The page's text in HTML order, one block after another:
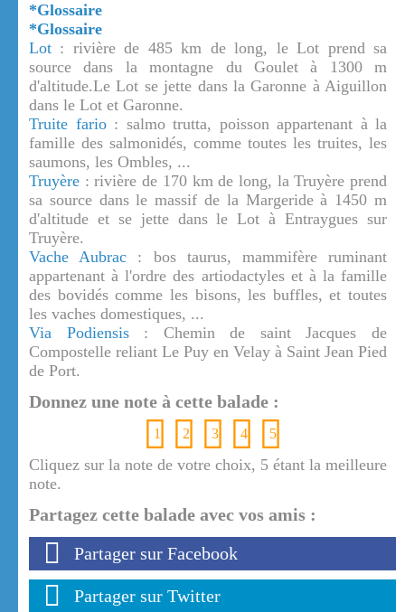
*Glossaire
*Glossaire
Lot : rivière de 485 km de long, le Lot prend sa
source dans la montagne du Goulet à 1300 m
d'altitude.Le Lot se jette dans la Garonne à Aiguillon
dans le Lot et Garonne.
Truite fario: salmo trutta, poisson appartenant à la
famille des salmonidés, comme toutes les truites, les
saumons, les Ombles, ...
Truyère : rivière de 170 km de long, la Truyère prend
sa source dans le massif de la Margeride à 1450 m
d'altitude et se jette dans le Lot à Entraygues sur
Truyère.
Vache Aubrac : bos taurus, mammifère ruminant
appartenant à l'ordre des artiodactyles et à la famille
des bovidés comme les bisons, les buffles, et toutes
les vaches domestiques, ...
Via Podiensis: Chemin de saint Jacques de
Compostelle reliant Le Puy en Velay à Saint Jean Pied
de Port.
Donnez une note à cette balade :
1 2 3 4 5
Cliquez sur la note de votre choix, 5 étant la meilleure
note.
Partagez cette balade avec vos amis :
Partager sur Facebook
Partager sur Twitter